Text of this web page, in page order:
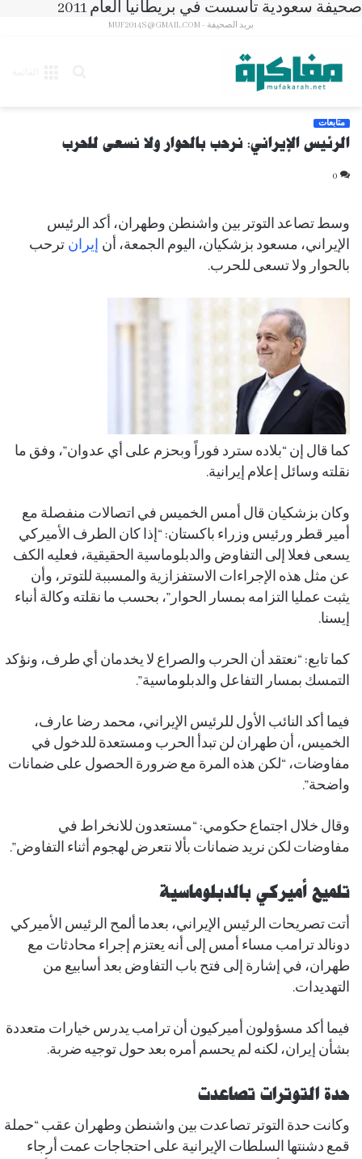
صحيفة سعودية تأسست في بريطانيا العام 2011
بريد الصحيفة - MUF2014S@GMAIL.COM
متابعات
الرئيس الإيراني: نرحب بالحوار ولا نسعى للحرب
0
وسط تصاعد التوتر بين واشنطن وطهران، أكد الرئيس
الإيراني، مسعود بزشكيان، اليوم الجمعة، أن إيران ترحب
بالحوار ولا تسعى للحرب.
كما قال إن “بلاده سترد فوراً وبحزم على أي عدوان”، وفق ما
نقلته وسائل إعلام إيرانية.
وكان بزشكيان قال أمس الخميس في اتصالات منفصلة مع
أمير قطر ورئيس وزراء باكستان: “إذا كان الطرف الأميركي
يسعى فعلا إلى التفاوض والدبلوماسية الحقيقية، فعليه الكف
عن مثل هذه الإجراءات الاستفزازية والمسببة للتوتر، وأن
يثبت عمليا التزامه بمسار الحوار”، بحسب ما نقلته وكالة أنباء
إيسنا.
كما تابع: “نعتقد أن الحرب والصراع لا يخدمان أي طرف، ونؤكد
التمسك بمسار التفاعل والدبلوماسية”.
فيما أكد النائب الأول للرئيس الإيراني، محمد رضا عارف،
الخميس، أن طهران لن تبدأ الحرب ومستعدة للدخول في
مفاوضات، “لكن هذه المرة مع ضرورة الحصول على ضمانات
واضحة”.
وقال خلال اجتماع حكومي: “مستعدون للانخراط في
مفاوضات لكن نريد ضمانات بألا نتعرض لهجوم أثناء التفاوض”.
تلميح أميركي بالدبلوماسية
أتت تصريحات الرئيس الإيراني، بعدما ألمح الرئيس الأميركي
دونالد ترامب مساء أمس إلى أنه يعتزم إجراء محادثات مع
طهران، في إشارة إلى فتح باب التفاوض بعد أسابيع من
التهديدات.
فيما أكد مسؤولون أميركيون أن ترامب يدرس خيارات متعددة
بشأن إيران، لكنه لم يحسم أمره بعد حول توجيه ضربة.
حدة التوترات تصاعدت
وكانت حدة التوتر تصاعدت بين واشنطن وطهران عقب “حملة
قمع دشنتها السلطات الإيرانية على احتجاجات عمت أرجاء